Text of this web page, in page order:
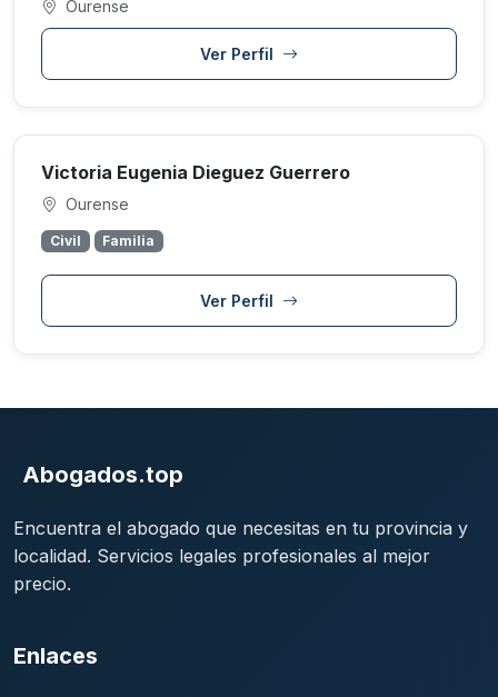
Ourense
Ver Perfil
Victoria Eugenia Dieguez Guerrero
Ourense
Civil Familia
Ver Perfil
Abogados.top
Encuentra el abogado que necesitas en tu provincia y
localidad. Servicios legales profesionales al mejor
precio.
Enlaces